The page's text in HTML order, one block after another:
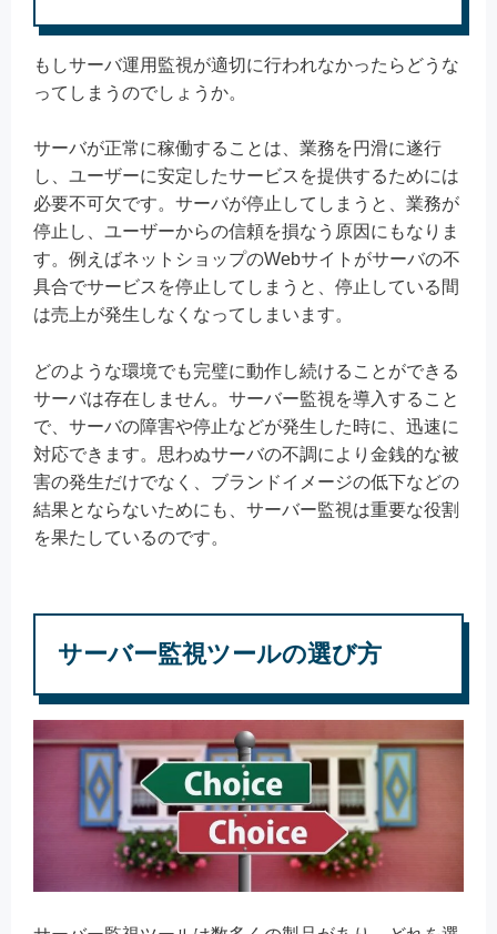
もしサーバ運用監視が適切に行われなかったらどうな
ってしまうのでしょうか。
サーバが正常に稼働することは、業務を円滑に遂行
し、ユーザーに安定したサービスを提供するためには
必要不可欠です。サーバが停止してしまうと、業務が
停止し、ユーザーからの信頼を損なう原因にもなりま
す。例えばネットショップのWebサイトがサーバの不
具合でサービスを停止してしまうと、停止している間
は売上が発生しなくなってしまいます。
どのような環境でも完璧に動作し続けることができる
サーバは存在しません。サーバー監視を導入すること
で、サーバの障害や停止などが発生した時に、迅速に
対応できます。思わぬサーバの不調により金銭的な被
害の発生だけでなく、ブランドイメージの低下などの
結果とならないためにも、サーバー監視は重要な役割
を果たしているのです。
サーバー監視ツールの選び方